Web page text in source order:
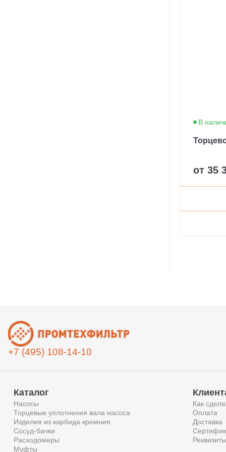
В
от 35
+7 (495) 108-14-10
Каталог
Насосы
Торцевые уплотнения вала насоса
Изделия из карбида кремния
Сосуд-бачки
Расходомеры
Муфты
Как
Оплата
Доставка
Реквизиты